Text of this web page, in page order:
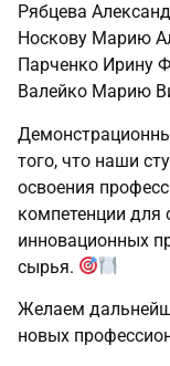
Рябцева
Носкову Марию
Парченко Ирину
Валейко Марию
того, что наши
освоения
компетенции для
инновационных
сырья.
Желаем
новых